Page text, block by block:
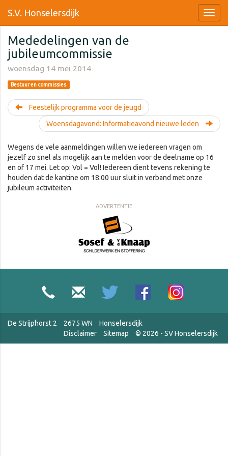
S.V. Honselersdijk
Mededelingen van de
jubileumcommissie
woensdag 14 mei 2014
Bestuur en commissies
Feestelijk programma voor de jeugd
Woensdagavond: Informatieavond nieuwe leden
Wegens de vele aanmeldingen willen we iedereen vragen om
jezelf zo snel als mogelijk aan te melden voor de deelname op 16
en of 17 mei. Let op: Vol = Vol! Iedereen dient tevens rekening te
houden dat de kantine om 18:00 uur sluit in verband met onze
jubileum activiteiten.
ADVERTENTIE
De Strijphorst 2 2675 WN
Honselersdijk
Disclaimer
Sitemap © 2026 - SV Honselersdijk